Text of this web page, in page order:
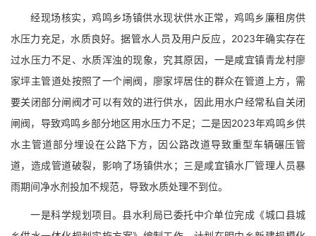
经现场核实，鸡鸣乡场镇供水现状供水正常，鸡鸣乡廉租房供
水压力充足，水质良好。据管水人员及用户反应，2023年确实存在
过水压力不足、水质浑浊的现象，究其原因，一是咸宜镇青龙村廖
家坪主管道处按照了一个闸阀，廖家坪居住的群众在管道上方，需
要关闭部分闸阀才可以有效的进行供水，因此用水户经常私自关闭
闸阀，导致鸡鸣乡部分地区用水压力不足；二是因2023年鸡鸣乡供
水主管道部分埋设在公路下方，因公路改道导致重型车辆碾压管
道，造成管道破裂，影响了场镇供水；三是咸宜镇水厂管理人员暴
雨期间净水剂投加不规范，导致水质处理不到位。
一是科学规划项目。县水利局已委托中介单位完成《城口县城